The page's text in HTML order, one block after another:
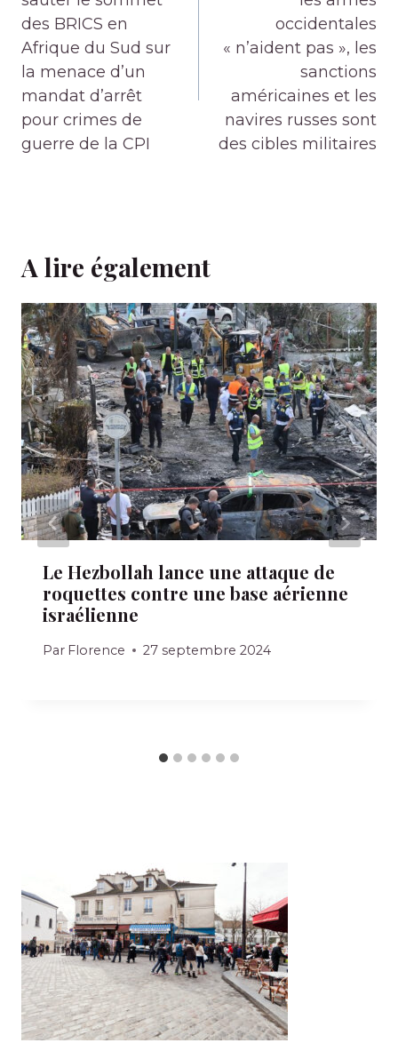
des BRICS en
Afrique du Sud sur
la menace d’un
mandat d’arrêt
pour crimes de
guerre de la CPI
occidentales
« n’aident pas », les
sanctions
américaines et les
navires russes sont
des cibles militaires
A lire également
Le Hezbollah lance une attaque de
roquettes contre une base aérienne
israélienne
Par Florence 27 septembre 2024